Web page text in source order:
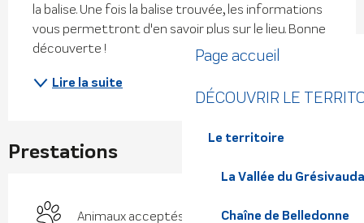
Page accueil
DÉCOUVRIR LE
Le territoire
La Vallée du
Chaîne de Belledonne
la balise. Une fois la balise trouvée, les informations
vous permettront d'en savoir plus sur le lieu. Bonne
découverte !
Lire la suite
Prestations
Animaux acceptés